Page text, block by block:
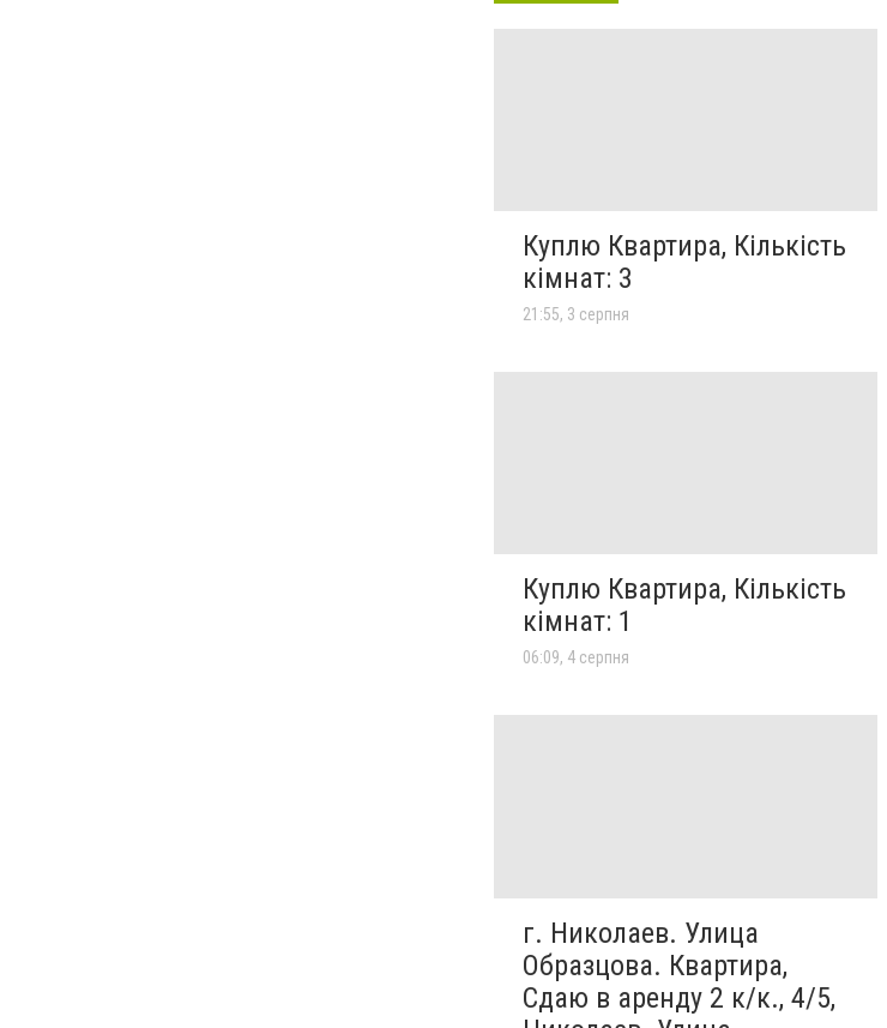
Куплю Квартира, Кількість
кімнат: 3
21:55, 3 серпня
Куплю Квартира, Кількість
кімнат: 1
06:09, 4 серпня
г. Николаев. Улица
Образцова. Квартира,
Сдаю в аренду 2 к/к., 4/5,